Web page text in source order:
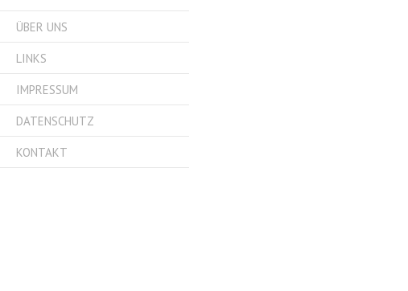
ÜBER UNS
LINKS
IMPRESSUM
DATENSCHUTZ
KONTAKT